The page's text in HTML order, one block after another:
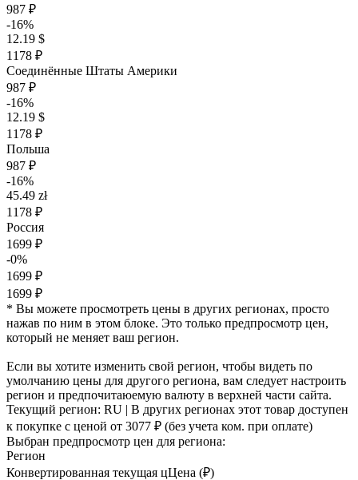
987 ₽
-16%
12.19 $
1178 ₽
Соединённые Штаты Америки
987 ₽
-16%
12.19 $
1178 ₽
Польша
987 ₽
-16%
45.49 zł
1178 ₽
Россия
1699 ₽
-0%
1699 ₽
1699 ₽
* Вы можете просмотреть цены в других регионах, просто
нажав по ним в этом блоке. Это только предпросмотр цен,
который не меняет ваш регион.
Если вы хотите изменить свой регион, чтобы видеть по
умолчанию цены для другого региона, вам следует настроить
регион и предпочитаюемую валюту в верхней части сайта.
Текущий регион: RU | В других регионах этот товар доступен
к покупке с ценой от 3077 ₽ (без учета ком. при оплате)
Выбран предпросмотр цен для региона:
Регион
Конвертированная текущая цЦена (₽)